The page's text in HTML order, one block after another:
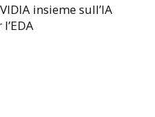
insieme sull’IA